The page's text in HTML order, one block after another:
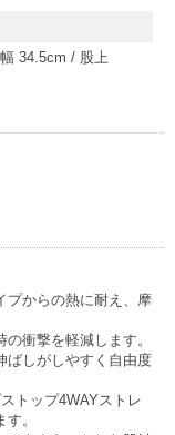
34.5cm / 股上
プからの熱に耐え、摩
衝撃を軽減します。
ばしがしやすく自由度
トップ4WAYストレ
。